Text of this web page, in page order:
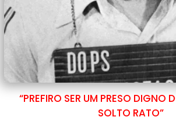
“PREFIRO SER UM PRESO DIGNO
SOLTO RATO”